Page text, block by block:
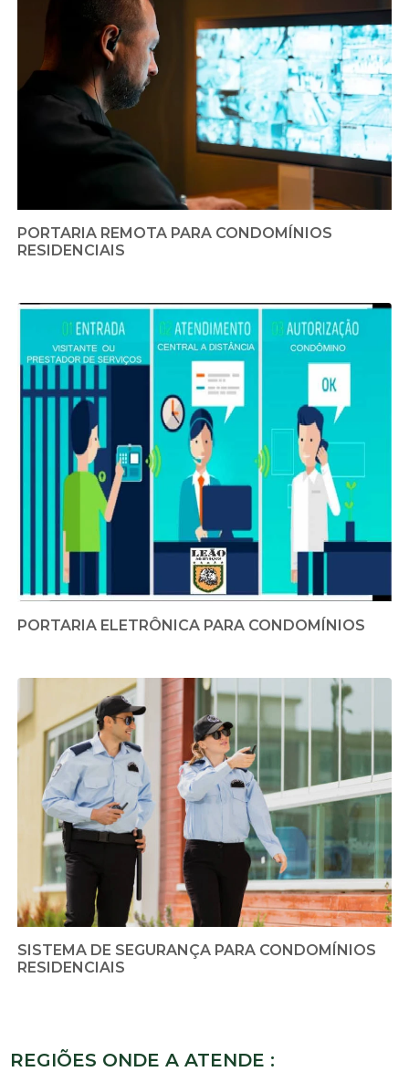
PORTARIA REMOTA PARA CONDOMÍNIOS
RESIDENCIAIS
PORTARIA ELETRÔNICA PARA CONDOMÍNIOS
SISTEMA DE SEGURANÇA PARA CONDOMÍNIOS
RESIDENCIAIS
REGIÕES ONDE A ATENDE :